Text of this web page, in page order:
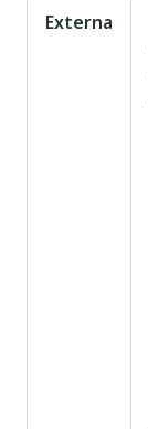
Externa